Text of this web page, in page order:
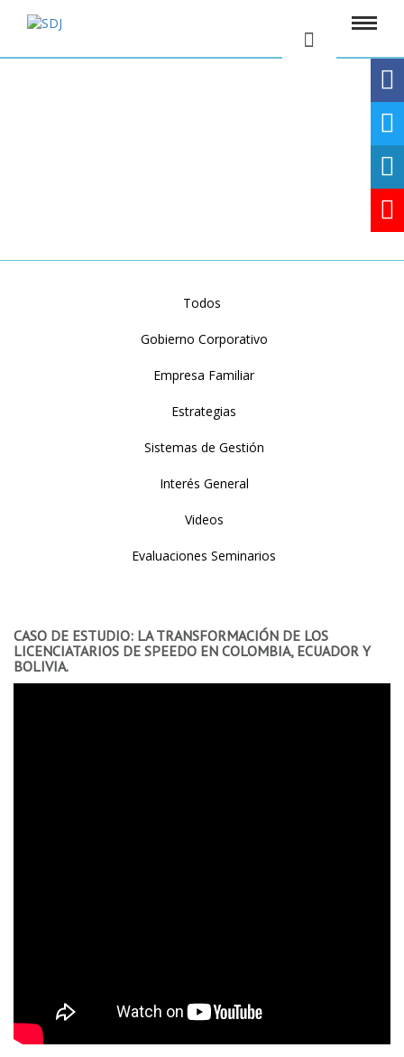
Todos
Gobierno Corporativo
Empresa Familiar
Estrategias
Sistemas de Gestión
Interés General
Videos
Evaluaciones Seminarios
CASO DE ESTUDIO: LA TRANSFORMACIÓN DE LOS
LICENCIATARIOS DE SPEEDO EN COLOMBIA, ECUADOR Y
BOLIVIA.